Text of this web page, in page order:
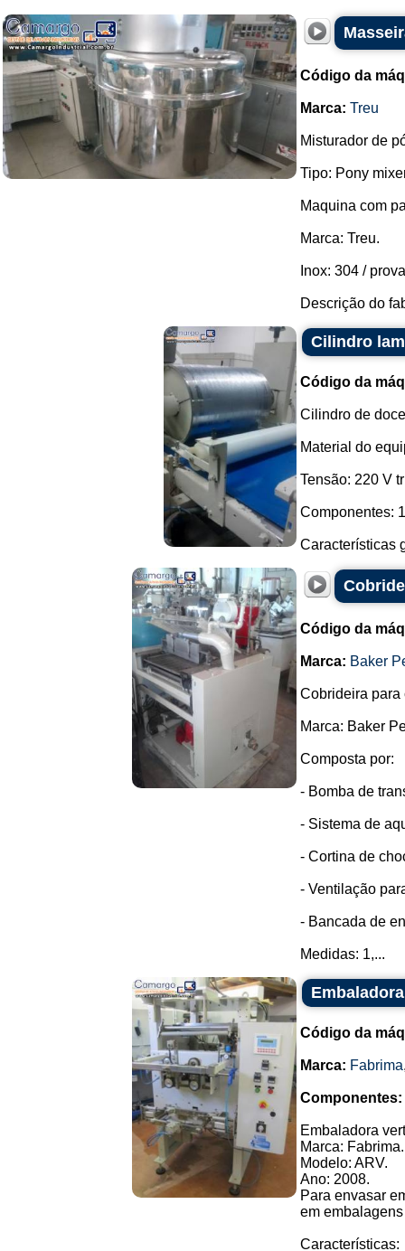
Código da
Marca: Treu
Misturador de
Tipo: Pony
Maquina com
Marca: Treu.
Inox: 304 /
Descrição do
Cilindro
Código da
Cilindro de
Material do
Tensão: 220 V
Componentes:
Características
Código da
Marca: Baker
Cobrideira para
Marca: Baker
Composta por:
- Bomba de
- Sistema de
- Cortina de
- Ventilação
- Bancada de
Medidas: 1,...
Código da
Marca: Fabrima
Componentes:
Embaladora
Marca: Fabrima.
Modelo: ARV.
Ano: 2008.
Para envasar
em
Características: